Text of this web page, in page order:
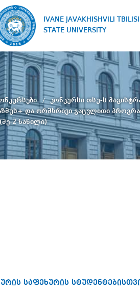
IVANE JAVAKHISHVILI TBILISI
STATE UNIVERSITY
კონკურსი თსუ-ს
და ორმხრივი გაცვლითი
2 ნაწილი)
საფეხურის